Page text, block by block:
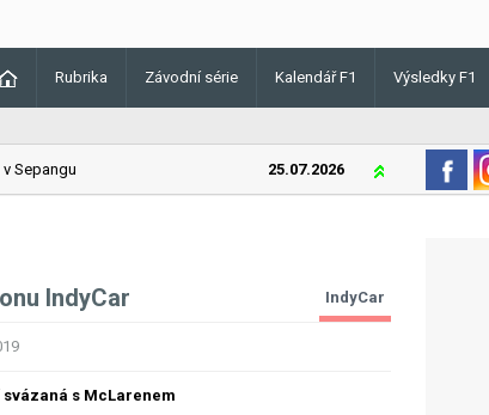
Rubrika Závodní série Kalendář F1 Výsledky F1
25.07.2026 Lando Norris v
IndyCar IndyCar
s McLarenem